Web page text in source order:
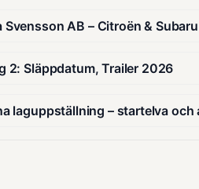
AB – Citroën &
2: Släppdatum, Trailer 2026
laguppställning – startelva och